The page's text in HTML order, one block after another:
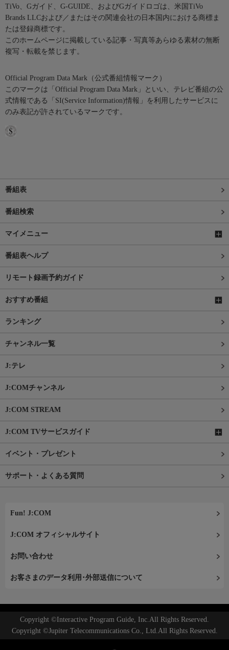
TiVo、Gガイド、G-GUIDE、およびGガイドロゴは、米国TiVo
Brands LLCおよび／またはその関連会社の日本国内における商標ま
たは登録商標です。
このホームページに掲載している記事・写真等あらゆる素材の無断
複写・転載を禁じます。
Official Program Data Mark（公式番組情報マーク）
このマークは「Official Program Data Mark」といい、テレビ番組の公
式情報である「SI(Service Information)情報」を利用したサービスに
のみ表記が許されているマークです。
番組表
番組検索
マイメニュー
番組表ヘルプ
リモート録画予約ガイド
おすすめ番組
ランキング
チャンネル一覧
J:テレ
J:COMチャンネル
J:COM STREAM
J:COM TVサービスガイド
イベント・プレゼント
サポート・よくある質問
Fun! J:COM
J:COM オフィシャルサイト
お問い合わせ
お客さまのデータ利用･外部送信について
Copyright ©Interactive Program Guide, Inc.All Rights Reserved.
Copyright ©Jupiter Telecommunications Co., Ltd.All Rights Reserved.